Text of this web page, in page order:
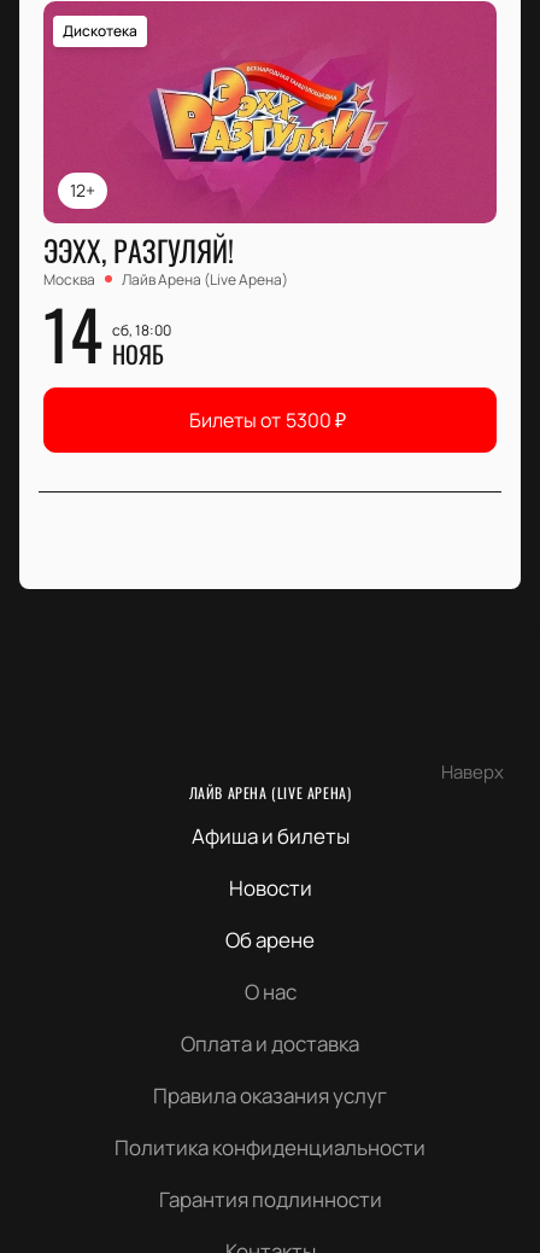
12+
Дискотека
ЭЭХХ, РАЗГУЛЯЙ!
Москва Лайв Арена (Live Арена)
14 сб, 18:00
НОЯБ
Билеты от 5300₽
Наверх
ЛАЙВ АРЕНА (LIVE АРЕНА)
Афиша и билеты
Новости
Об арене
О нас
Оплата и доставка
Правила оказания услуг
Политика конфиденциальности
Гарантия подлинности